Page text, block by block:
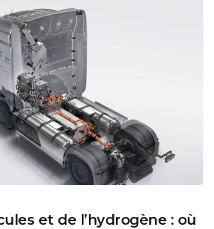
et de l’hydrogène : où